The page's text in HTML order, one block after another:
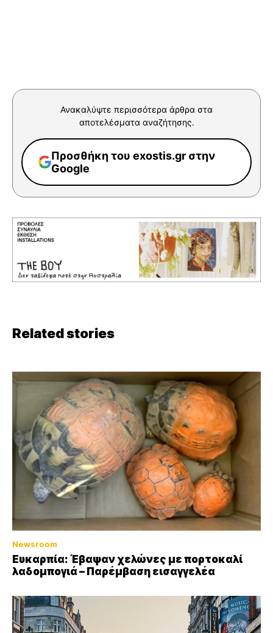
Ανακαλύψτε περισσότερα άρθρα στα
αποτελέσματα αναζήτησης.
Προσθήκη του exostis.gr στην
Google
Related stories
Newsroom
Ευκαρπία: Έβαψαν χελώνες με πορτοκαλί
λαδομπογιά – Παρέμβαση εισαγγελέα